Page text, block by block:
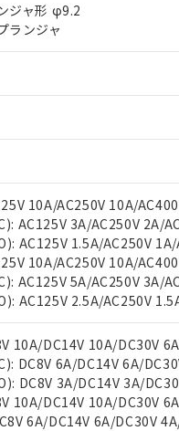
ジャ形 φ9.2
ランジャ
10A/AC250V 10A/
AC125V 3A/AC250V 2A/
AC125V 1.5A/AC250V
10A/AC250V 10A/
AC125V 5A/AC250V 3A/
AC125V 2.5A/AC250V
10A/DC14V 10A/DC30V
DC8V 6A/DC14V 6A/
DC8V 3A/DC14V 3A/
10A/DC14V 10A/DC30V
6A/DC14V 6A/DC30V